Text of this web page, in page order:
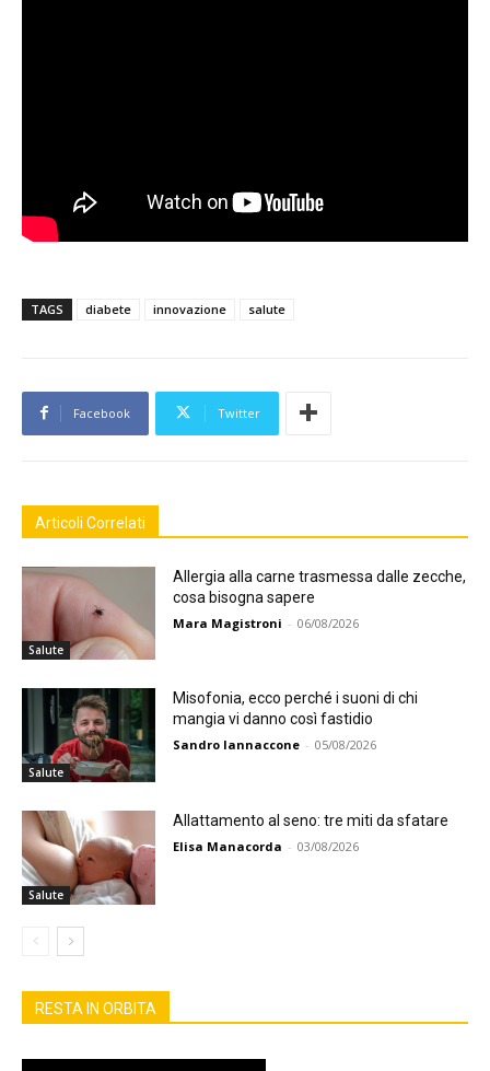
TAGS diabete innovazione salute
Facebook Twitter
Articoli Correlati
Salute
Allergia alla carne trasmessa dalle zecche,
cosa bisogna sapere
Mara Magistroni - 06/08/2026
Salute
Misofonia, ecco perché i suoni di chi
mangia vi danno così fastidio
Sandro Iannaccone - 05/08/2026
Salute
Allattamento al seno: tre miti da sfatare
Elisa Manacorda - 03/08/2026
RESTA IN ORBITA